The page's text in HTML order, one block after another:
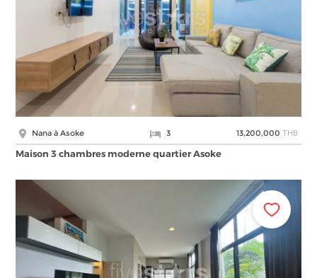
Nana à Asoke 3 13,200,000 THB
Maison 3 chambres moderne quartier Asoke